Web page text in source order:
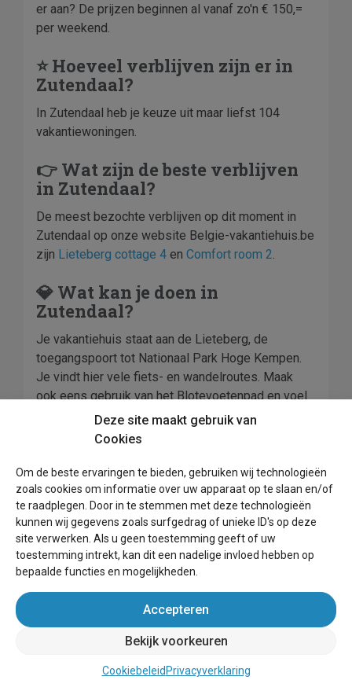
er aan? De prijzen beginnen al vanaf zo'n € 150,=
per weekend.
⭐ Hoeveel verblijven zijn er in
Zutendaal?
In Zutendaal heb je keuze uit maar liefst 104
vakantiewoningen.
👉 Wat zijn de beste verblijven
in Zutendaal?
De meest bezochte verblijven op dit moment in
Zutendaal op onze website Belgie-vakantiehuis.be
zijn Lieteberg cottage 4 en Comfort room 2.
💎 Wat kan je doen in
Zutendaal?
Je vakantiehuis staat aan de Lieteberg, de
toegangspoort tot Nationaal Park Hoge Kempen.
Je vindt hier vele fiets- en wandelroutes. Maak
ook eens gebruik van het Blotevoetenpad en voel
het zand en de kleine steentjes onder je voetzolen
kriebelen. Je kunt de natuur ook goed verkennen te
Watersporters kunnen surf- of zeillessen volgen
op de Papendaalse Plas. Zutendaal is niet voor
niets een van de groenste gemeenten van
Vlaanderen. De natuur staat tijdens je vakantie
centraal. Bezoek ook eens Entomopolis met de
vlinderkoepel.
🏃 Zijn er last-minute
aanbiedingen in Zutendaal?
Op dit moment hebben we in onze Last-minute
rubriek weer leuke aanbiedingen staan voor
Deze site maakt gebruik van
Cookies
Om de beste ervaringen te bieden, gebruiken wij technologieën
zoals cookies om informatie over uw apparaat op te slaan en/of
te raadplegen. Door in te stemmen met deze technologieën
kunnen wij gegevens zoals surfgedrag of unieke ID's op deze
site verwerken. Als u geen toestemming geeft of uw
toestemming intrekt, kan dit een nadelige invloed hebben op
bepaalde functies en mogelijkheden.
Accepteren
Bekijk voorkeuren
Cookiebeleid Privacyverklaring